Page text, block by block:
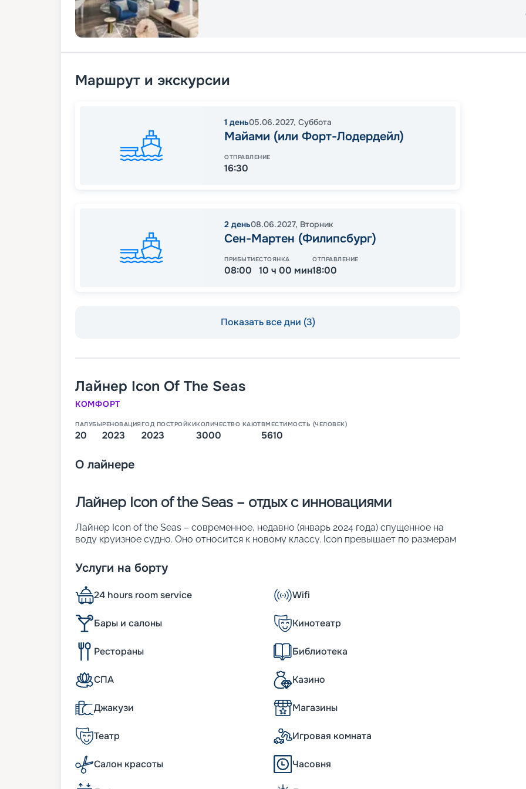
Маршрут и экскурсии
1 день05.06.2027, Суббота
Майами (или Форт-Лодердейл)
ОТПРАВЛЕНИЕ
16:30
2 день08.06.2027, Вторник
Сен-Мартен (Филипсбург)
ПРИБЫТИЕ
08:00
СТОЯНКА
10 ч 00 мин
ОТПРАВЛЕНИЕ
18:00
Показать все дни (3)
Лайнер Icon Of The Seas
КОМФОРТ
ПАЛУБЫ
20
РЕНОВАЦИЯ
2023
ГОД ПОСТРОЙКИ
2023
КОЛИЧЕСТВО КАЮТ
3000
ВМЕСТИМОСТЬ (ЧЕЛОВЕК)
5610
О лайнере
Лайнер Icon of the Seas – отдых с инновациями
Лайнер Icon of the Seas – современное, недавно (январь 2024 года) спущенное на
воду круизное судно. Оно относится к новому классу. Icon превышает по размерам
качеством. На сегодняшний день это крупнейшее круизное судно. Его высота
соизмерима с 20-этажным домом. Он способен принять 5 610 человек. Другие
характеристики судна:
• ширина – 65 м;
• число палуб – 20;
• водоизмещение – 218 тыс. т;
• осадка – 9 м;
• общее число кают – 3 000. Предлагается 28 категорий: от простых внутренних до
Холдинг Royal Caribbean начал строительство своего мегалайнера в июне 2021 года.
Icon of the Seas стал первым из трех гигантских кораблей нового класса.
Заложенный на верфи в финском городе Турку, через два года корабль был введен
в строй. В начале 2024 года состоялся первый пассажирский рейc из Майами по
бассейну Карибского моря. Это стало основным маршрутом лайнера.
Услуги на борту
24 hours room service Wifi
Бары и салоны Кинотеатр
Рестораны Библиотека
СПА Казино
Джакузи Магазины
Театр Игровая комната
Салон красоты Часовня